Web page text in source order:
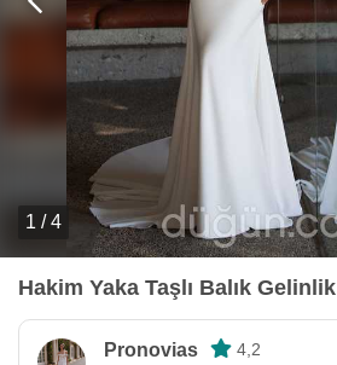
1 / 4
Hakim Yaka Taşlı Balık Gelinlik
Pronovias 4,2